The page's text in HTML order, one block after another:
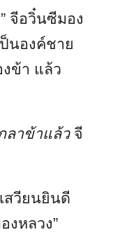
จีอวิ๋นซีมอง
นองค์ชาย
ข้า แล้ว
ลาข้าแล้วจี
สวียนยินดี
งหลวง”